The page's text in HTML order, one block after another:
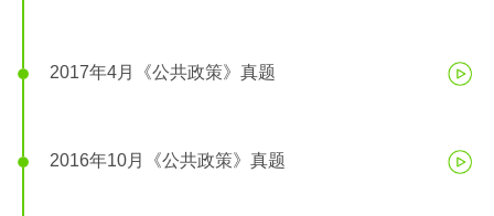
2017年4月《公共政策》真题
2016年10月《公共政策》真题